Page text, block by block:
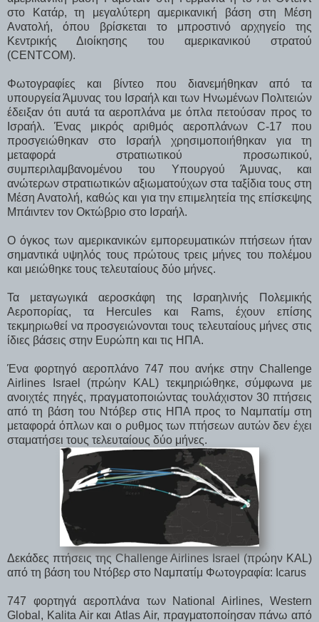
στο Κατάρ, τη μεγαλύτερη αμερικανική βάση στη Μέση
Ανατολή, όπου βρίσκεται το μπροστινό αρχηγείο της
Κεντρικής Διοίκησης του αμερικανικού στρατού
(CENTCOM).
Φωτογραφίες και βίντεο που διανεμήθηκαν από τα
υπουργεία Άμυνας του Ισραήλ και των Ηνωμένων Πολιτειών
έδειξαν ότι αυτά τα αεροπλάνα με όπλα πετούσαν προς το
Ισραήλ. Ένας μικρός αριθμός αεροπλάνων C-17 που
προσγειώθηκαν στο Ισραήλ χρησιμοποιήθηκαν για τη
μεταφορά στρατιωτικού προσωπικού,
συμπεριλαμβανομένου του Υπουργού Άμυνας, και
ανώτερων στρατιωτικών αξιωματούχων στα ταξίδια τους στη
Μέση Ανατολή, καθώς και για την επιμελητεία της επίσκεψης
Μπάιντεν τον Οκτώβριο στο Ισραήλ.
Ο όγκος των αμερικανικών εμπορευματικών πτήσεων ήταν
σημαντικά υψηλός τους πρώτους τρεις μήνες του πολέμου
και μειώθηκε τους τελευταίους δύο μήνες.
Τα μεταγωγικά αεροσκάφη της Ισραηλινής Πολεμικής
Αεροπορίας, τα Hercules και Rams, έχουν επίσης
τεκμηριωθεί να προσγειώνονται τους τελευταίους μήνες στις
ίδιες βάσεις στην Ευρώπη και τις ΗΠΑ.
Ένα φορτηγό αεροπλάνο 747 που ανήκε στην Challenge
Airlines Israel (πρώην KAL) τεκμηριώθηκε, σύμφωνα με
ανοιχτές πηγές, πραγματοποιώντας τουλάχιστον 30 πτήσεις
από τη βάση του Ντόβερ στις ΗΠΑ προς το Ναμπατίμ στη
μεταφορά όπλων και ο ρυθμος των πτήσεων αυτών δεν έχει
σταματήσει τους τελευταίους δύο μήνες.
Δεκάδες πτήσεις της Challenge Airlines Israel (πρώην KAL)
από τη βάση του Ντόβερ στο Ναμπατίμ Φωτογραφία: Icarus
747 φορτηγά αεροπλάνα των National Airlines, Western
Global, Kalita Air και Atlas Air, πραγματοποίησαν πάνω από